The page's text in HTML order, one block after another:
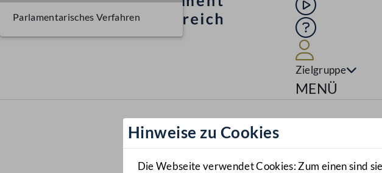
Hilfe
Zielgruppe
MENÜ
Hinweise zu Cookies
Die Webseite verwendet Cookies: Zum einen sind
Parlamentarisches Verfahren